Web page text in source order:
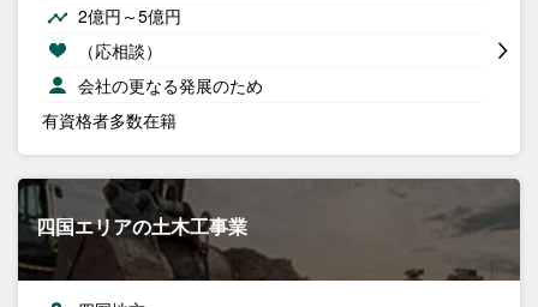
2億円～5億円
（応相談）
会社の更なる発展のため
有資格者多数在籍
四国エリアの土木工事業